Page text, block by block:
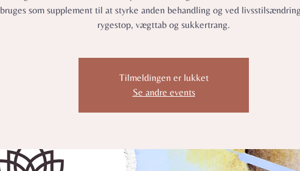
bruges som supplement til at styrke anden behandling og ved
rygestop, vægttab og sukkertrang.
Tilmeldingen er lukket
Se andre events